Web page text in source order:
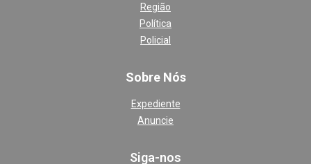
Região
Política
Policial
Sobre Nós
Expediente
Anuncie
Siga-nos